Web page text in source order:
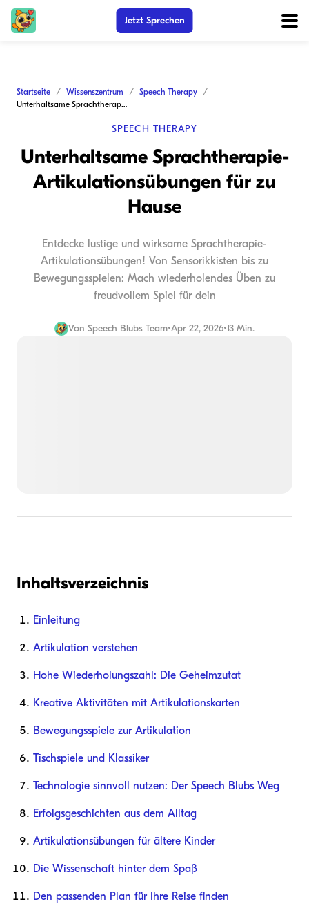
Jetzt Sprechen
Startseite Wissenszentrum
Speech Therapy
Unterhaltsame Sprachtherapie-Artikulationsübungen für zu Hause
SPEECH THERAPY
Unterhaltsame Sprachtherapie-
Artikulationsübungen für zu
Hause
Entdecke lustige und wirksame Sprachtherapie-
Artikulationsübungen! Von Sensorikkisten bis zu
Bewegungsspielen: Mach wiederholendes Üben zu
freudvollem Spiel für dein
Von Speech Blubs Team•Apr 22, 2026•13 Min.
Inhaltsverzeichnis
Einleitung
Artikulation verstehen
Hohe Wiederholungszahl: Die Geheimzutat
Kreative Aktivitäten mit Artikulationskarten
Bewegungsspiele zur Artikulation
Tischspiele und Klassiker
Technologie sinnvoll nutzen: Der Speech Blubs Weg
Erfolgsgeschichten aus dem Alltag
Artikulationsübungen für ältere Kinder
Die Wissenschaft hinter dem Spaß
Den passenden Plan für Ihre Reise finden